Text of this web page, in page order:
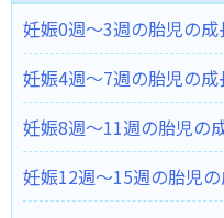
妊娠0週～3週の胎児の成
妊娠4週～7週の胎児の成
妊娠8週～11週の胎児の
妊娠12週～15週の胎児